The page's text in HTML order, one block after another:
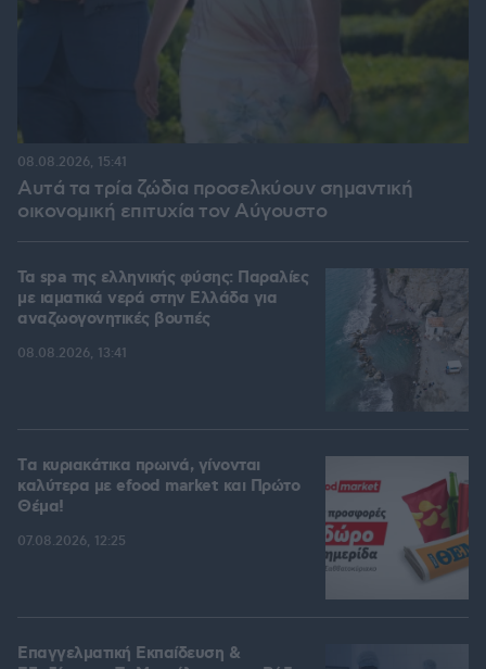
Αυτά τα τρία ζώδια προσελκύουν σημαντική
οικονομική επιτυχία τον Αύγουστο
08.08.2026, 15:41
Τα spa της ελληνικής φύσης: Παραλίες
με ιαματικά νερά στην Ελλάδα για
αναζωογονητικές βουτιές
08.08.2026, 13:41
Tα κυριακάτικα πρωινά, γίνονται
καλύτερα με efood market και Πρώτο
Θέμα!
07.08.2026, 12:25
Επαγγελματική Εκπαίδευση &